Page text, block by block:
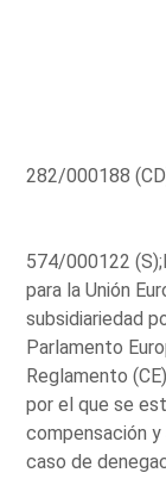
282/000188
574/000122
para la Unión
subsidiariedad
Parlamento
Reglamento
por el que se
compensación
caso de